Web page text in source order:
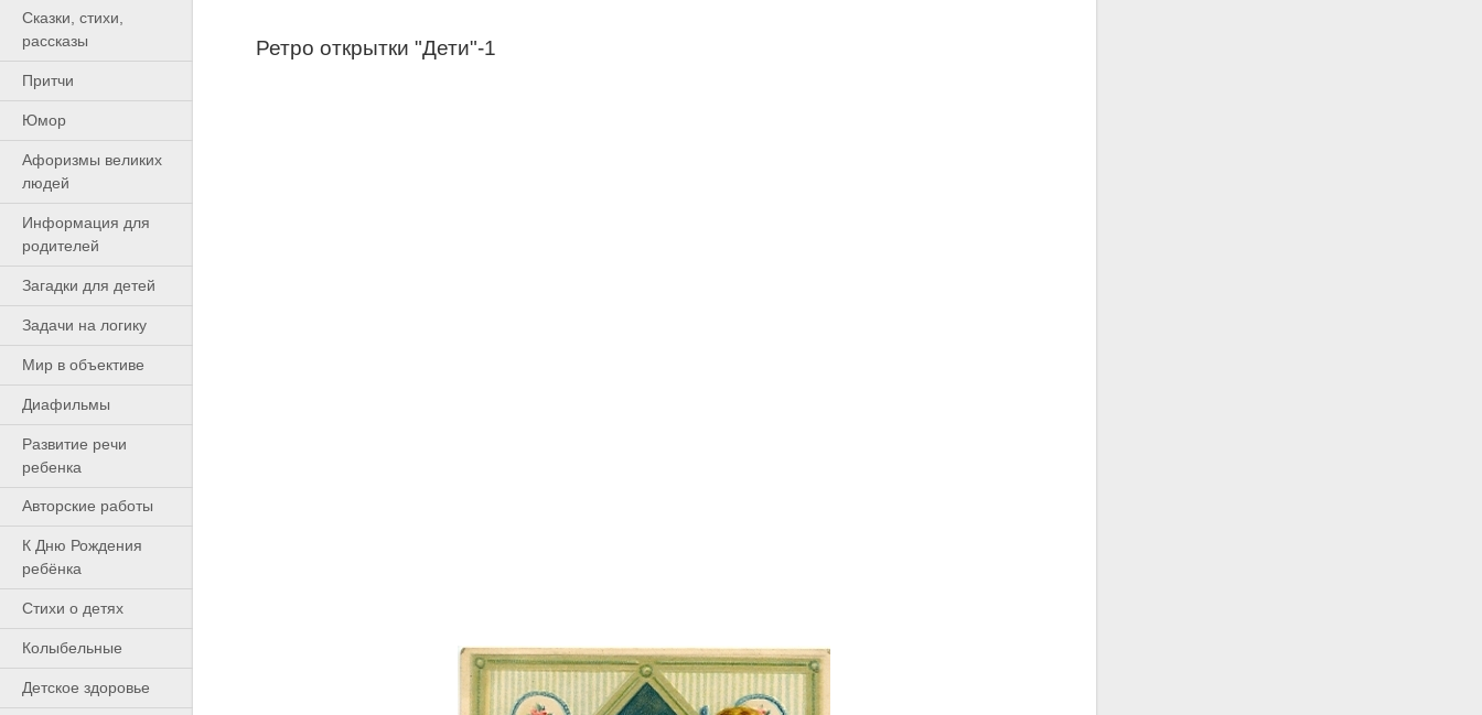
Сказки, стихи,
рассказы
Притчи
Юмор
Афоризмы великих
людей
Информация для
родителей
Загадки для детей
Задачи на логику
Мир в объективе
Диафильмы
Развитие речи
ребенка
Авторские работы
К Дню Рождения
ребёнка
Cтихи о детях
Колыбельные
Детское здоровье
Ретро открытки "Дети"-1